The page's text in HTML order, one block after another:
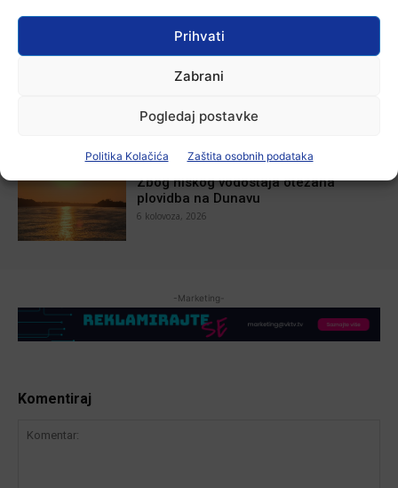
Prihvati
Zabrani
Pogledaj postavke
Politika Kolačića Zaštita osobnih podataka
7 kolovoza, 2026
U Županji održana Ljetna škola magije
Aktualno
Zbog niskog vodostaja otežana
plovidba na Dunavu
6 kolovoza, 2026
-Marketing-
Komentiraj